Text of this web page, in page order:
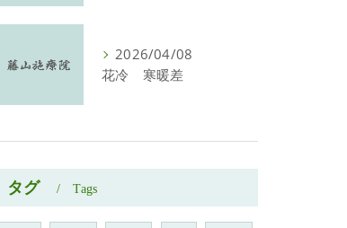
2026/04/08
花冷 寒暖差
タグ Tags